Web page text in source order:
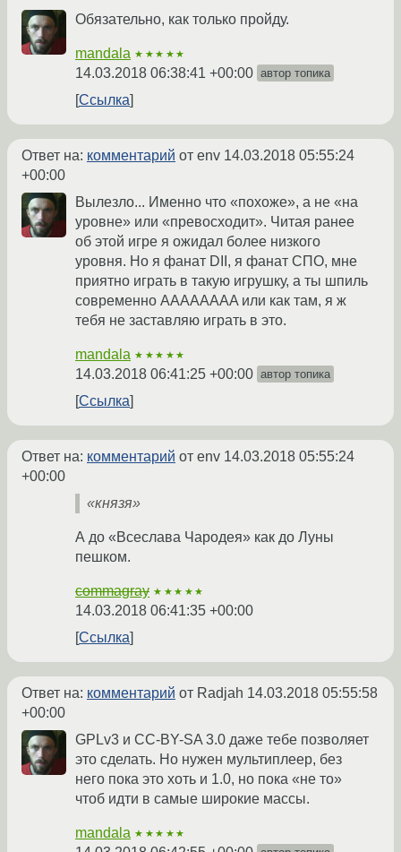
Обязательно, как только пройду.
mandala ★★★★★
14.03.2018 06:38:41 +00:00 автор топика
Ссылка
Ответ на: комментарий от env 14.03.2018 05:55:24
+00:00
Вылезло... Именно что «похоже», а не «на
уровне» или «превосходит». Читая ранее
об этой игре я ожидал более низкого
уровня. Но я фанат DII, я фанат СПО, мне
приятно играть в такую игрушку, а ты шпиль
современно AAAAAAAA или как там, я ж
тебя не заставляю играть в это.
mandala ★★★★★
14.03.2018 06:41:25 +00:00 автор топика
Ссылка
Ответ на: комментарий от env 14.03.2018 05:55:24
+00:00
«князя»
А до «Всеслава Чародея» как до Луны
пешком.
commagray ★★★★★
14.03.2018 06:41:35 +00:00
Ссылка
Ответ на: комментарий от Radjah 14.03.2018 05:55:58
+00:00
GPLv3 и CC-BY-SA 3.0 даже тебе позволяет
это сделать. Но нужен мультиплеер, без
него пока это хоть и 1.0, но пока «не то»
чтоб идти в самые широкие массы.
mandala ★★★★★